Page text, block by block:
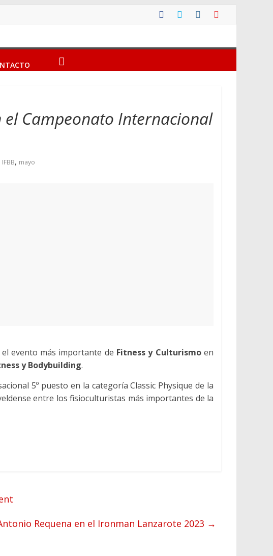
el Campeonato Internacional
IFBB, mayo
evento más importante de Fitness y Culturismoen
y Bodybuilding.
5º puesto en la categoría Classic Physique de la
entre los fisioculturistas más importantes de la
Requena en el Ironman Lanzarote 2023 →